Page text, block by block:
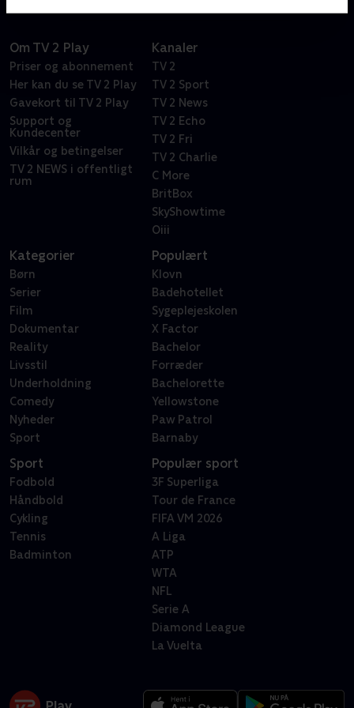
Om TV 2 Play
Priser og abonnement
Her kan du se TV 2 Play
Gavekort til TV 2 Play
Support og
Kundecenter
Vilkår og betingelser
TV 2 NEWS i offentligt
rum
Kanaler
TV 2
TV 2 Sport
TV 2 News
TV 2 Echo
TV 2 Fri
TV 2 Charlie
C More
BritBox
SkyShowtime
Oiii
Kategorier
Børn
Serier
Film
Dokumentar
Reality
Livsstil
Underholdning
Comedy
Nyheder
Sport
Populært
Klovn
Badehotellet
Sygeplejeskolen
X Factor
Bachelor
Forræder
Bachelorette
Yellowstone
Paw Patrol
Barnaby
Sport
Fodbold
Håndbold
Cykling
Tennis
Badminton
Populær sport
3F Superliga
Tour de France
FIFA VM 2026
A Liga
ATP
WTA
NFL
Serie A
Diamond League
La Vuelta